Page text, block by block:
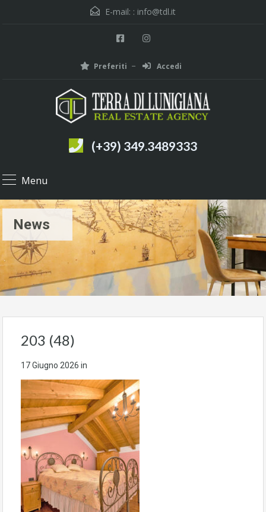
E-mail: : info@tdl.it
Preferiti Accedi
(+39) 349.3489333
Menu
News
203 (48)
17 Giugno 2026 in